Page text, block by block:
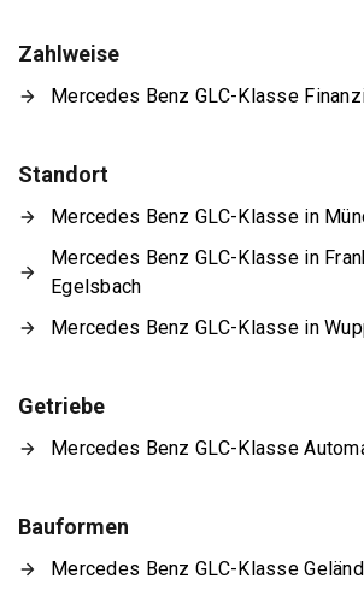
Zahlweise
Mercedes Benz GLC-Klasse
Standort
Mercedes Benz GLC-Klasse in
Mercedes Benz GLC-Klasse in
Egelsbach
Mercedes Benz GLC-Klasse in
Getriebe
Mercedes Benz GLC-Klasse
Bauformen
Mercedes Benz GLC-Klasse